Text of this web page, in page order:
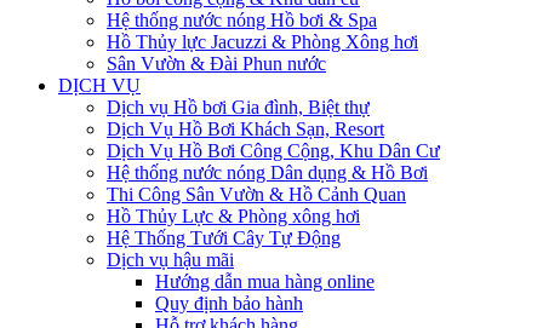
Hệ thống nước nóng Hồ bơi & Spa
Hồ Thủy lực Jacuzzi & Phòng Xông hơi
Sân Vườn & Đài Phun nước
DỊCH VỤ
Dịch vụ Hồ bơi Gia đình, Biệt thự
Dịch Vụ Hồ Bơi Khách Sạn, Resort
Dịch Vụ Hồ Bơi Công Cộng, Khu Dân Cư
Hệ thống nước nóng Dân dụng & Hồ Bơi
Thi Công Sân Vườn & Hồ Cảnh Quan
Hồ Thủy Lực & Phòng xông hơi
Hệ Thống Tưới Cây Tự Động
Dịch vụ hậu mãi
Hướng dẫn mua hàng online
Quy định bảo hành